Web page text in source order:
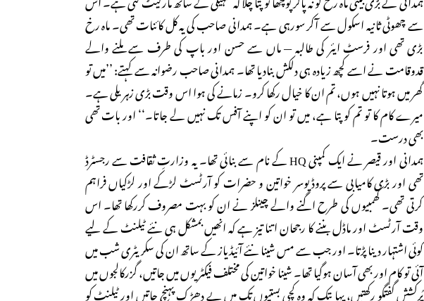
سے چھوٹی ثانیہ اسکول سے آکر سورہی ہے۔ ہمدانی صاحب کی یہ کل کائنات تھی۔ ماہ رخ
بڑی تھی اور فرسٹ ایئر کی طالبہ — ماں سے حسن اور باپ کی طرف سے ملنے والے
قدوقامت نے اسے کچھ زیادہ ہی دلکش بنادیا تھا۔ ہمدانی صاحب رضوانہ سے کہتے: ’’میں تو
گھر میں ہوتا نہیں ہوں، تم ان کا خیال رکھا کرو۔ زمانے کی ہوا اس وقت بڑی زہریلی ہے۔
میرے کام کا تو تم کو پتا ہے، میں تو ان کو اپنے آفس تک نہیں لے جاتا۔‘‘ اور بات تھی
بھی درست۔
ہمدانی اور قیصر نے ایک کمپنی HQ کے نام سے بنائی تھا۔ یہ وزارتِ ثقافت سے رجسٹرڈ
تھی اور بڑی کامیابی سے پروڈیوسر خواتین و حضرات کو آرٹسٹ لڑکے اور لڑکیاں فراہم
کرتی تھی۔ کھمبیوں کی طرح اگنے والے چینلز نے ان کو بہت مصروف کررکھا تھا۔ اس
وقت آرٹسٹ اور ماڈل بننے کا رجحان اتنا تیز ہے کہ انھیں بمشکل ہی نئے ٹیلنٹ کے لیے
کوئی اشتہار دینا پڑتا۔ اور جب سے مس شینا نئے آئیڈیاز کے ساتھ ان کی سکریٹری شب میں
آئی تو کام اور بھی آسان ہوگیا تھا۔ شینا خواتین کی مختلف فیکٹریوں میں جاتیں، گزرکالجوں میں
پُرکشش گفتگو رکھتیں، یہا ںتک کہ وہ کچی بستیوں تک میں بے دھڑک پہنچ جاتیں اور ٹیلنٹ کو